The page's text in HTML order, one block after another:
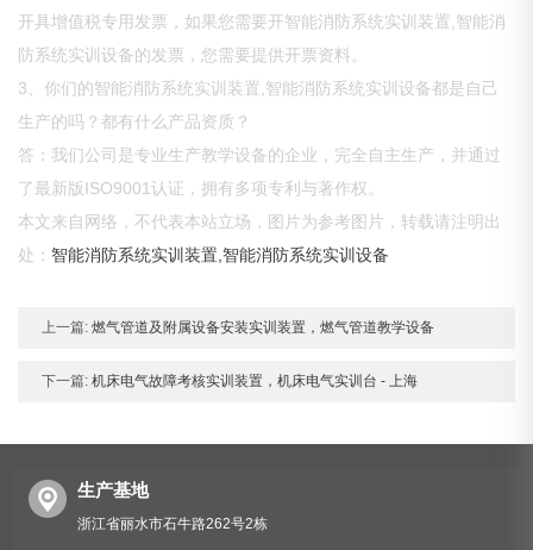
开具增值税专用发票，如果您需要开智能消防系统实训装置,智能消
防系统实训设备的发票，您需要提供开票资料。
3、你们的智能消防系统实训装置,智能消防系统实训设备都是自己
生产的吗？都有什么产品资质？
答：我们公司是专业生产教学设备的企业，完全自主生产，并通过
了最新版ISO9001认证，拥有多项专利与著作权。
本文来自网络，不代表本站立场，图片为参考图片，转载请注明出
处： 智能消防系统实训装置,智能消防系统实训设备
上一篇: 燃气管道及附属设备安装实训装置，燃气管道教学设备
下一篇: 机床电气故障考核实训装置，机床电气实训台 - 上海
生产基地
浙江省丽水市石牛路262号2栋